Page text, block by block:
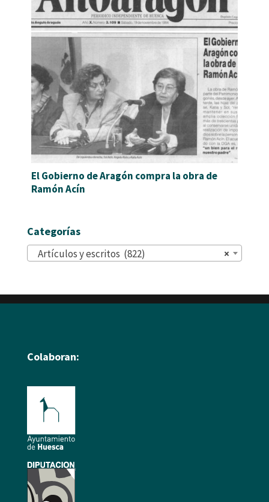
El Gobierno de Aragón compra la obra de
Ramón Acín
Categorías
×
Artículos y escritos (822)
Colaboran: